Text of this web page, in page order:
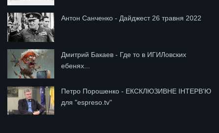
Антон Санченко - Дайджест 26 травня 2022
Дмитрий Бакаев - Где то в ИГИЛовских
ебенях...
Петро Порошенко - ЕКСКЛЮЗИВНЕ ІНТЕРВ'Ю
для "espreso.tv"